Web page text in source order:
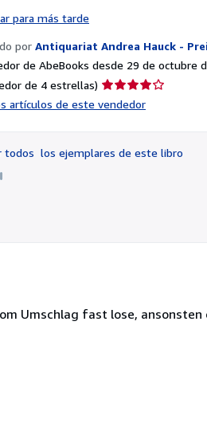
para más tarde
por Antiquariat Andrea Hauck -
de AbeBooks desde 29 de octubre
de 4 estrellas) Calificación
artículos de este vendedor
todos los ejemplares de este libro
Umschlag fast lose,